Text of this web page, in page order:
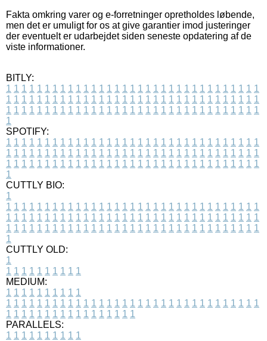
Fakta omkring varer og e-forretninger opretholdes løbende,
men det er umuligt for os at give garantier imod justeringer
der eventuelt er udarbejdet siden seneste opdatering af de
viste informationer.
BITLY:
1 1 1 1 1 1 1 1 1 1 1 1 1 1 1 1 1 1 1 1 1 1 1 1 1 1 1 1 1 1 1 1 1
1 1 1 1 1 1 1 1 1 1 1 1 1 1 1 1 1 1 1 1 1 1 1 1 1 1 1 1 1 1 1 1 1
1 1 1 1 1 1 1 1 1 1 1 1 1 1 1 1 1 1 1 1 1 1 1 1 1 1 1 1 1 1 1 1 1
1
SPOTIFY:
1 1 1 1 1 1 1 1 1 1 1 1 1 1 1 1 1 1 1 1 1 1 1 1 1 1 1 1 1 1 1 1 1
1 1 1 1 1 1 1 1 1 1 1 1 1 1 1 1 1 1 1 1 1 1 1 1 1 1 1 1 1 1 1 1 1
1 1 1 1 1 1 1 1 1 1 1 1 1 1 1 1 1 1 1 1 1 1 1 1 1 1 1 1 1 1 1 1 1
1
CUTTLY BIO:
1
1 1 1 1 1 1 1 1 1 1 1 1 1 1 1 1 1 1 1 1 1 1 1 1 1 1 1 1 1 1 1 1 1
1 1 1 1 1 1 1 1 1 1 1 1 1 1 1 1 1 1 1 1 1 1 1 1 1 1 1 1 1 1 1 1 1
1 1 1 1 1 1 1 1 1 1 1 1 1 1 1 1 1 1 1 1 1 1 1 1 1 1 1 1 1 1 1 1 1
1
CUTTLY OLD:
1
1 1 1 1 1 1 1 1 1 1
MEDIUM:
1 1 1 1 1 1 1 1 1 1
1 1 1 1 1 1 1 1 1 1 1 1 1 1 1 1 1 1 1 1 1 1 1 1 1 1 1 1 1 1 1 1 1
1 1 1 1 1 1 1 1 1 1 1 1 1 1 1 1 1
PARALLELS:
1 1 1 1 1 1 1 1 1 1